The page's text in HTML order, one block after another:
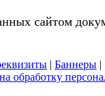
сайтом
| Баннеры |
обработку